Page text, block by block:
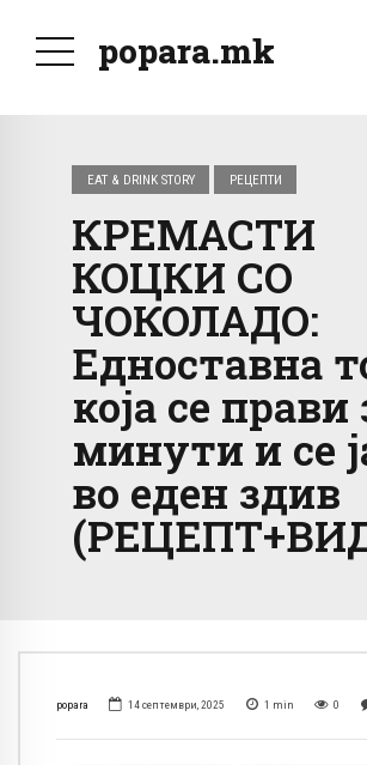
popara.mk
EAT & DRINK STORY РЕЦЕПТИ
КРЕМАСТИ
КОЦКИ СО
ЧОКОЛАДО:
Едноставна
која се прави
минути и се
во еден здив
popara 14 септември, 2025 1 min 0